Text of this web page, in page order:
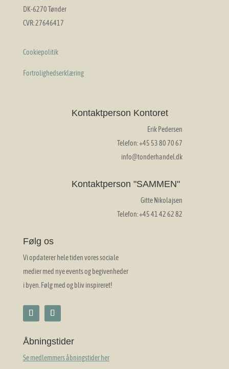
DK-6270 Tønder
CVR: 27646417
Cookiepolitik
Fortrolighedserklæring
Kontaktperson Kontoret
Erik Pedersen
Telefon: +45 53 80 70 67
info@tonderhandel.dk
Kontaktperson "SAMMEN"
Gitte Nikolajsen
Telefon: +45 41 42 62 82
Følg os
Vi opdaterer hele tiden vores sociale
medier med nye events og begivenheder
i byen. Følg med og bliv inspireret!
Åbningstider
Se medlemmers åbningstider her